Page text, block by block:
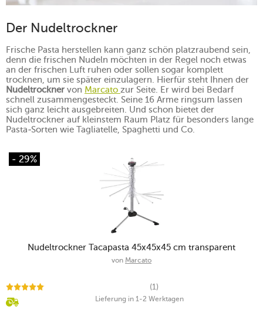
Der Nudeltrockner
Frische Pasta herstellen kann ganz schön platzraubend sein,
denn die frischen Nudeln möchten in der Regel noch etwas
an der frischen Luft ruhen oder sollen sogar komplett
trocknen, um sie später einzulagern. Hierfür steht Ihnen der
Nudeltrockner von Marcato zur Seite. Er wird bei Bedarf
schnell zusammengesteckt. Seine 16 Arme ringsum lassen
sich ganz leicht ausgebreiten. Und schon bietet der
Nudeltrockner auf kleinstem Raum Platz für besonders lange
Pasta-Sorten wie Tagliatelle, Spaghetti und Co.
- 29%
Nudeltrockner Tacapasta 45x45x45 cm transparent
von Marcato
(1)
Lieferung in 1-2 Werktagen